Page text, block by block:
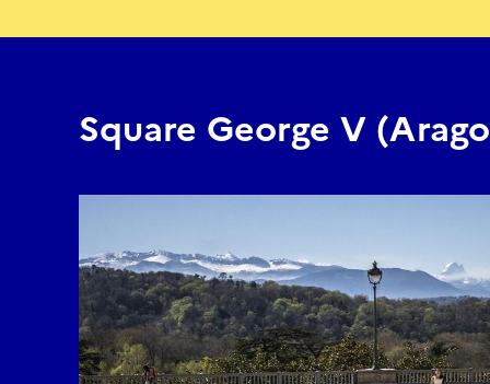
Square George V